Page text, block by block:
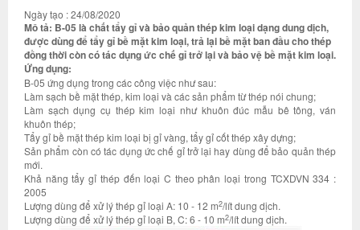
Ngày tạo : 24/08/2020
Mô tả: B-05 là chất tẩy gỉ và bảo quản thép kim loại dạng dung dịch,
được dùng để tẩy gỉ bề mặt kim loại, trả lại bề mặt ban đầu cho thép
đồng thời còn có tác dụng ức chế gỉ trở lại và bảo vệ bề mặt kim loại.
Ứng dụng:
B-05 ứng dụng trong các công việc như sau:
Làm sạch bề mặt thép, kim loại và các sản phẩm từ thép nói chung;
Làm sạch dụng cụ thép kim loại như khuôn đúc mẫu bê tông, ván
khuôn thép;
Tẩy gỉ bề mặt thép kim loại bị gỉ vàng, tẩy gỉ cốt thép xây dựng;
Sản phẩm còn có tác dụng ức chế gỉ trở lại hay dùng để bảo quản thép
mới.
Khả năng tẩy gỉ thép đến loại C theo phân loại trong TCXDVN 334 :
2005
Lượng dùng để xử lý thép gỉ loại A: 10 - 12 m2/lít dung dịch.
Lượng dùng để xử lý thép gỉ loại B, C: 6 - 10 m2/lít dung dịch.